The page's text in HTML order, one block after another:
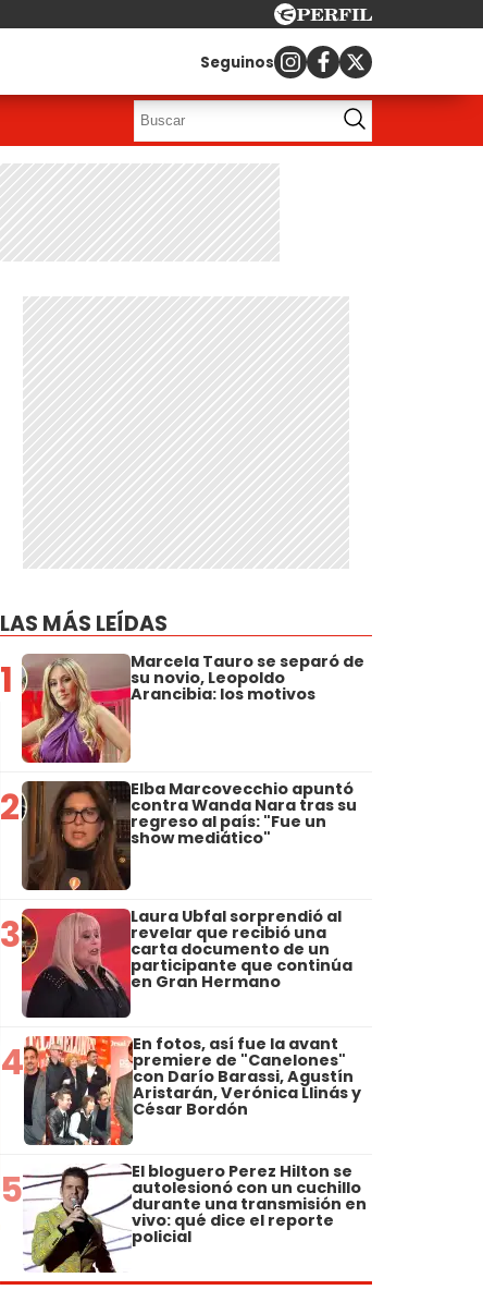
Seguinos
LAS MÁS LEÍDAS
1 Marcela Tauro se separó de
su novio, Leopoldo
Arancibia: los motivos
2 Elba Marcovecchio apuntó
contra Wanda Nara tras su
regreso al país: "Fue un
show mediático"
3 Laura Ubfal sorprendió al
revelar que recibió una
carta documento de un
participante que continúa
en Gran Hermano
4 En fotos, así fue la avant
premiere de "Canelones"
con Darío Barassi, Agustín
Aristarán, Verónica Llinás y
César Bordón
5 El bloguero Perez Hilton se
autolesionó con un cuchillo
durante una transmisión en
vivo: qué dice el reporte
policial